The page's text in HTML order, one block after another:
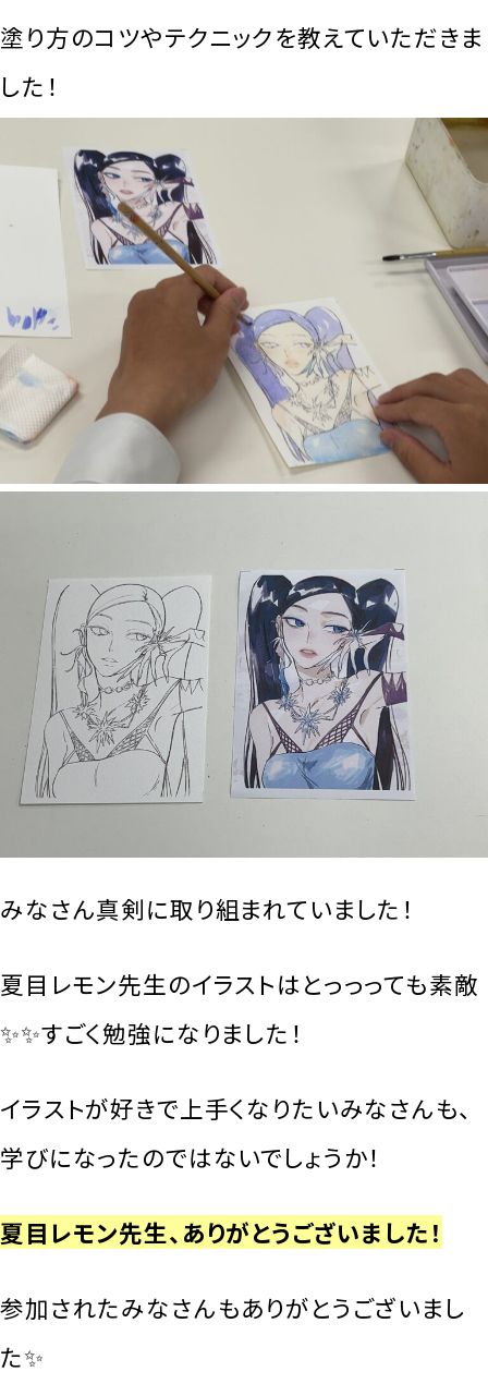
塗り方のコツやテクニックを教えていただきま
した！
みなさん真剣に取り組まれていました！
夏目レモン先生のイラストはとっっっても素敵
✨✨すごく勉強になりました！
イラストが好きで上手くなりたいみなさんも、
学びになったのではないでしょうか！
夏目レモン先生、ありがとうございました！
参加されたみなさんもありがとうございまし
た✨